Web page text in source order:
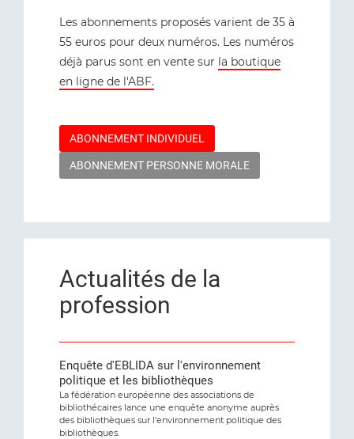
Les abonnements proposés varient de 35 à
55 euros pour deux numéros. Les numéros
déjà parus sont en vente sur la boutique
en ligne de l'ABF.
ABONNEMENT INDIVIDUEL
ABONNEMENT PERSONNE MORALE
Actualités de la
profession
Enquête d'EBLIDA sur l'environnement
politique et les bibliothèques
La fédération européenne des associations de
bibliothécaires lance une enquête anonyme auprès
des bibliothèques sur l'environnement politique des
bibliothèques.